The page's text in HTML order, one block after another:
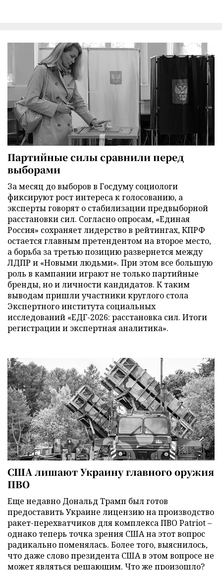
Партийные силы сравнили перед
выборами
За месяц до выборов в Госдуму социологи
фиксируют рост интереса к голосованию, а
эксперты говорят о стабилизации предвыборной
расстановки сил. Согласно опросам, «Единая
Россия» сохраняет лидерство в рейтингах, КПРФ
остается главным претендентом на второе место,
а борьба за третью позицию развернется между
ЛДПР и «Новыми людьми». При этом все большую
роль в кампании играют не только партийные
бренды, но и личности кандидатов. К таким
выводам пришли участники круглого стола
Экспертного института социальных
исследований «ЕДГ-2026: расстановка сил. Итоги
регистрации и экспертная аналитика».
США лишают Украину главного оружия
ПВО
Еще недавно Дональд Трамп был готов
предоставить Украине лицензию на производство
ракет-перехватчиков для комплекса ПВО Patriot –
однако теперь точка зрения США на этот вопрос
радикально поменялась. Более того, выяснилось,
что даже слово президента США в этом вопросе не
может являться решающим. Что же произошло?